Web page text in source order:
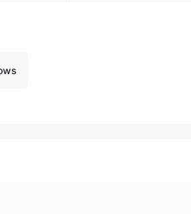
然而，潛在投資者應注意複雜的費用結